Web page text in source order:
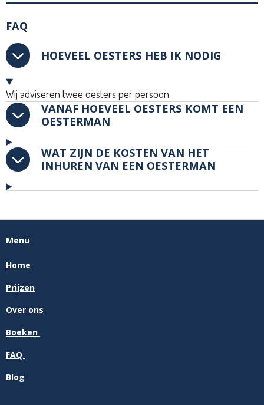
FAQ
HOEVEEL OESTERS HEB IK NODIG
Wij adviseren twee oesters per persoon
VANAF HOEVEEL OESTERS KOMT EEN
OESTERMAN
WAT ZIJN DE KOSTEN VAN HET
INHUREN VAN EEN OESTERMAN
Menu
Home
Prijzen
Over ons
Boeken
FAQ
Blog